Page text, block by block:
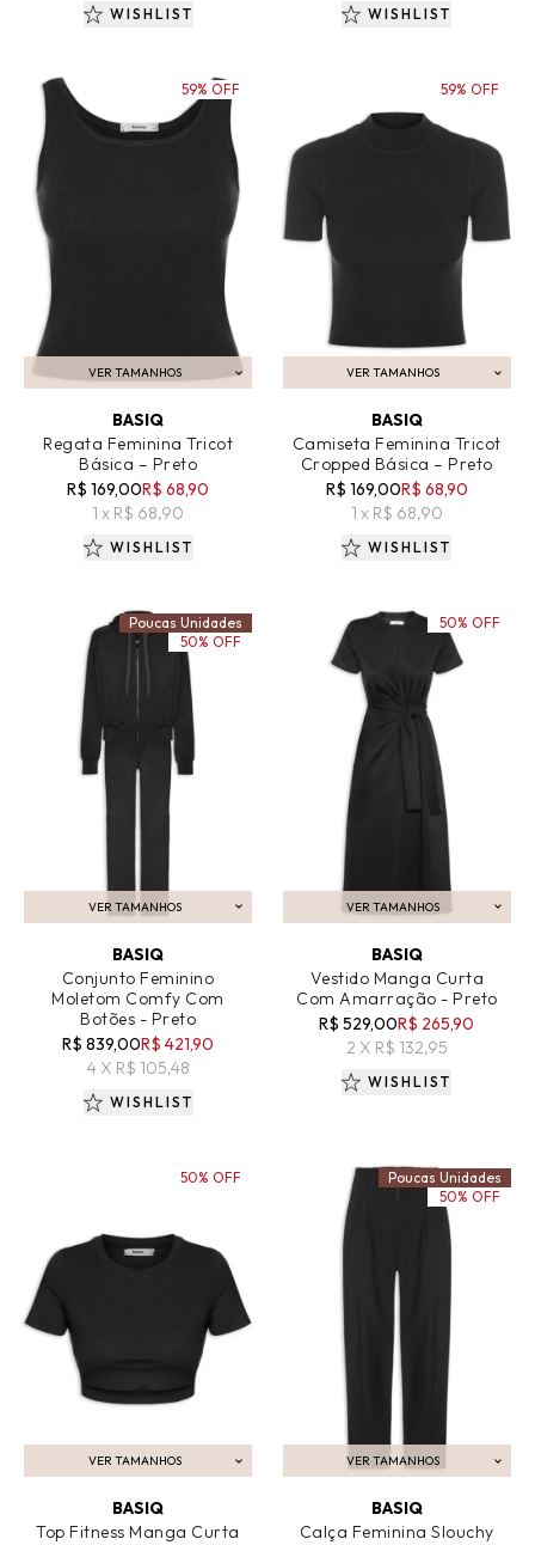
WISHLIST WISHLIST
VER TAMANHOS
ADICIONAR AO CARRINHO
BASIQ
Regata Feminina Tricot
Básica – Preto
R$ 169,00R$ 68,90
1 x R$ 68,90
59% OFF
WISHLIST
VER TAMANHOS
ADICIONAR AO CARRINHO
BASIQ
Camiseta Feminina Tricot
Cropped Básica – Preto
R$ 169,00R$ 68,90
1 x R$ 68,90
59% OFF
WISHLIST
VER TAMANHOS
ADICIONAR AO CARRINHO
BASIQ
Conjunto Feminino
Moletom Comfy Com
Botões - Preto
R$ 839,00R$ 421,90
4 X R$ 105,48
Poucas Unidades
50% OFF
WISHLIST
VER TAMANHOS
ADICIONAR AO CARRINHO
BASIQ
Vestido Manga Curta
Com Amarração - Preto
R$ 529,00R$ 265,90
2 X R$ 132,95
50% OFF
WISHLIST
VER TAMANHOS
ADICIONAR AO CARRINHO
BASIQ
Top Fitness Manga Curta
50% OFF
VER TAMANHOS
ADICIONAR AO CARRINHO
BASIQ
Calça Feminina Slouchy
Poucas Unidades
50% OFF